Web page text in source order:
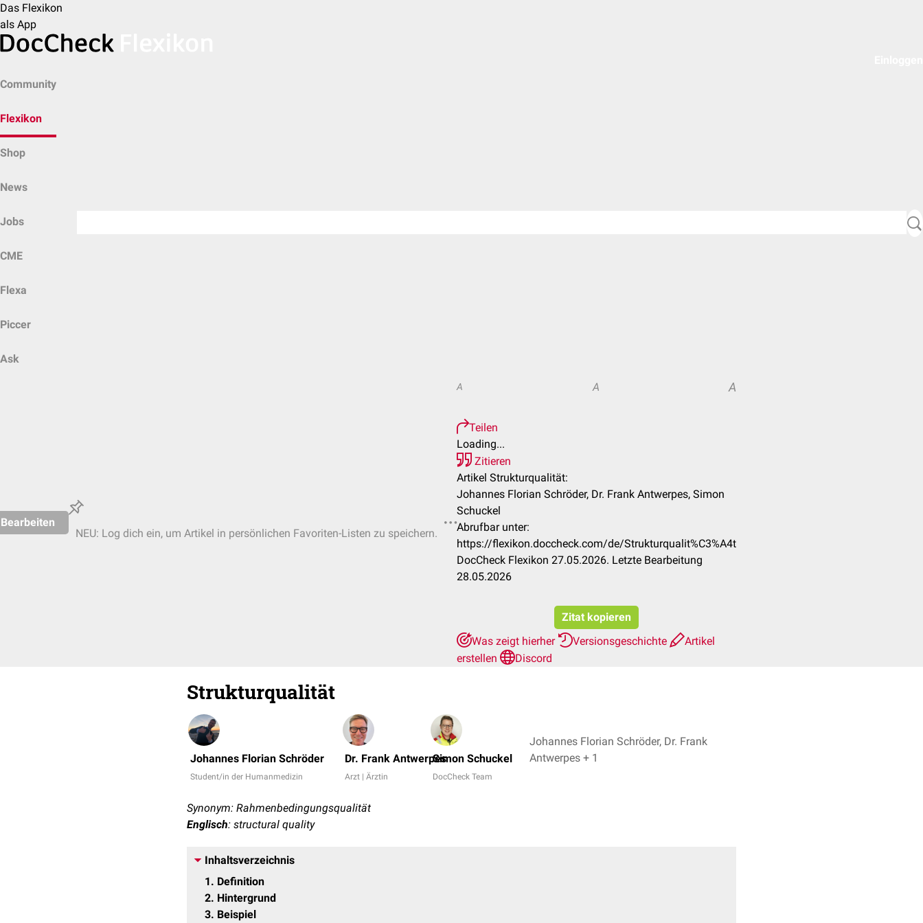
Das Flexikon
als App
Community
Flexikon
Shop
News
Jobs
CME
Flexa
Piccer
Ask
Bearbeiten
NEU: Log dich ein, um Artikel in persönlichen Favoriten-Listen zu speichern.
A A A
Teilen
Loading...
Zitieren
Artikel Strukturqualität:
Johannes Florian Schröder, Dr. Frank Antwerpes, Simon
Schuckel
Abrufbar unter:
https://flexikon.doccheck.com/de/Strukturqualit%C3%A4t
DocCheck Flexikon 27.05.2026. Letzte Bearbeitung
28.05.2026
Zitat kopieren
Was zeigt hierher
Versionsgeschichte
Artikel
erstellen
Discord
Strukturqualität
Johannes Florian Schröder
Student/in der Humanmedizin
Dr. Frank Antwerpes
Arzt | Ärztin
Simon Schuckel
DocCheck Team
Johannes Florian Schröder, Dr. Frank
Antwerpes + 1
Synonym: Rahmenbedingungsqualität
Englisch: structural quality
Inhaltsverzeichnis
1
Definition
2 Hintergrund
3 Beispiel